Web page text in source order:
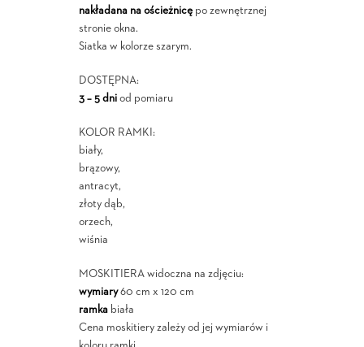
nakładana na ościeżnicępo zewnętrznej
stronie okna.
Siatka w kolorze szarym.
DOSTĘPNA:
3 – 5 dniod pomiaru
KOLOR RAMKI:
biały,
brązowy,
antracyt,
złoty dąb,
orzech,
wiśnia
MOSKITIERA widoczna na zdjęciu:
wymiary60 cm x 120 cm
ramkabiała
Cena moskitiery zależy od jej wymiarów i